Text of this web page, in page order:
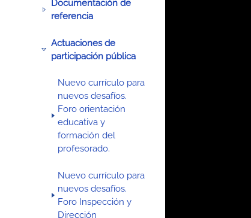
Documentación de
referencia
Actuaciones de
participación pública
Nuevo currículo para
nuevos desafíos.
Foro orientación
educativa y
formación del
profesorado.
Nuevo currículo para
nuevos desafíos.
Foro Inspección y
Dirección